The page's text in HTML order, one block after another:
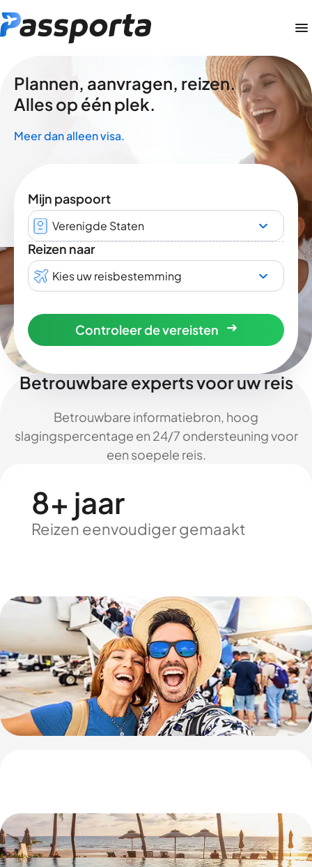
Plannen, aanvragen, reizen.
Alles op één plek.
Meer dan alleen visa.
Mijn paspoort
Verenigde Staten
Reizen naar
Kies uw reisbestemming
Controleer de vereisten
Betrouwbare experts voor uw reis
Betrouwbare informatiebron, hoog
slagingspercentage en 24/7 ondersteuning voor
een soepele reis.
8+ jaar
Reizen eenvoudiger gemaakt